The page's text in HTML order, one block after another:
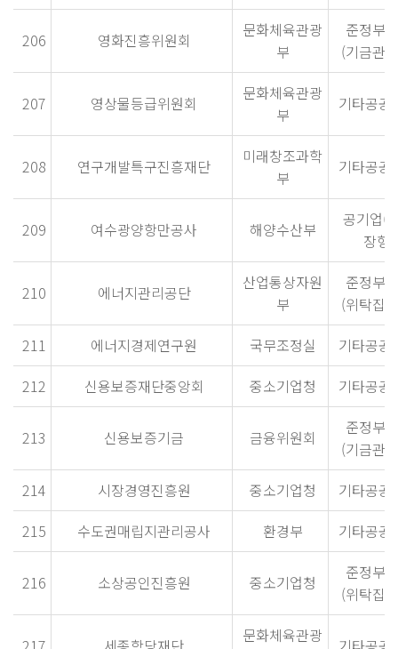
206 영화진흥위원회
문화체육관광
부
준정부
(기금관
207 영상물등급위원회
문화체육관광
부
기타공공
208 연구개발특구진흥재단
미래창조과학
부
기타공공
209 여수광양항만공사 해양수산부
공기업(
장형)
210 에너지관리공단
산업통상자원
부
준정부
(위탁집
211
에너지경제연구원 국무조정실
기타공공
212
신용보증재단중앙회 중소기업청 기타공공
213 신용보증기금 금융위원회
준정부
(기금관
214
시장경영진흥원 중소기업청
기타공공
215
수도권매립지관리공사 환경부 기타공공
216 소상공인진흥원 중소기업청
준정부
(위탁집
문화체육관광